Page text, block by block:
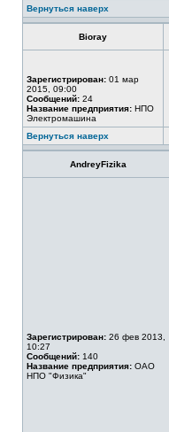
Вернуться наверх
Bioray
Зарегистрирован: 01 мар
2015, 09:00
Сообщений: 24
Название предприятия: НПО
Электромашина
Вернуться наверх
AndreyFizika
Зарегистрирован: 26 фев 2013,
10:27
Сообщений: 140
Название предприятия: ОАО
НПО "Физика"